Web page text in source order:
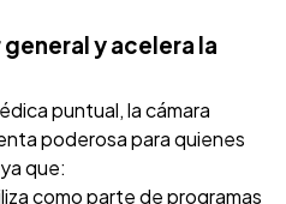
y acelera la
puntual, la cámara
poderosa para quienes
que:
como parte de programas